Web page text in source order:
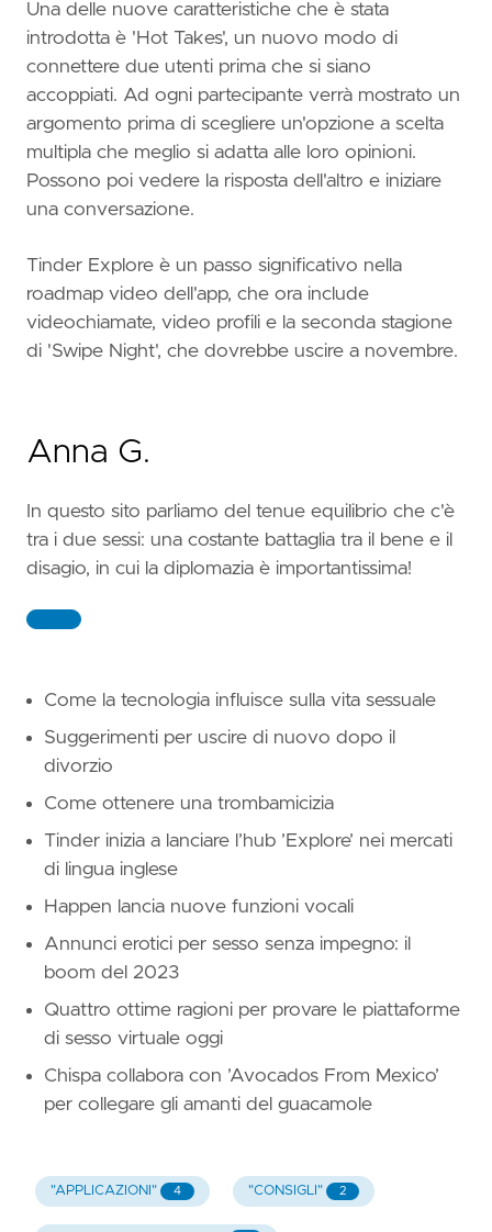
Una delle nuove caratteristiche che è stata
introdotta è 'Hot Takes', un nuovo modo di
connettere due utenti prima che si siano
accoppiati. Ad ogni partecipante verrà mostrato un
argomento prima di scegliere un'opzione a scelta
multipla che meglio si adatta alle loro opinioni.
Possono poi vedere la risposta dell'altro e iniziare
una conversazione.
Tinder Explore è un passo significativo nella
roadmap video dell'app, che ora include
videochiamate, video profili e la seconda stagione
di 'Swipe Night', che dovrebbe uscire a novembre.
Anna G.
In questo sito parliamo del tenue equilibrio che c'è
tra i due sessi: una costante battaglia tra il bene e il
disagio, in cui la diplomazia è importantissima!
Come la tecnologia influisce sulla vita sessuale
Suggerimenti per uscire di nuovo dopo il
divorzio
Come ottenere una trombamicizia
Tinder inizia a lanciare l’hub ’Explore’ nei mercati
di lingua inglese
Happen lancia nuove funzioni vocali
Annunci erotici per sesso senza impegno: il
boom del 2023
Quattro ottime ragioni per provare le piattaforme
di sesso virtuale oggi
Chispa collabora con ’Avocados From Mexico’
per collegare gli amanti del guacamole
"APPLICAZIONI" 4 "CONSIGLI" 2